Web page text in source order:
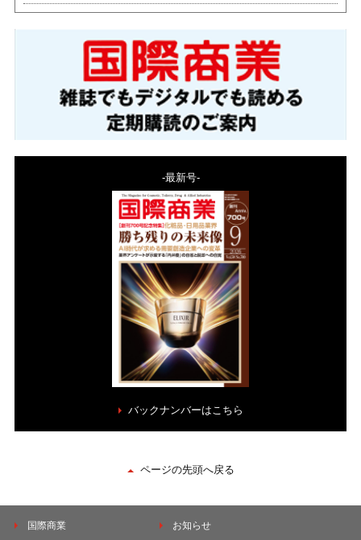
-最新号-
バックナンバーはこちら
ページの先頭へ戻る
国際商業 お知らせ